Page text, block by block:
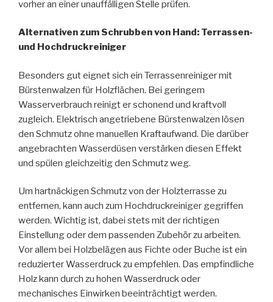
vorher an einer unauffälligen Stelle prüfen.
Alternativen zum Schrubben von Hand: Terrassen-
und Hochdruckreiniger
Besonders gut eignet sich ein Terrassenreiniger mit
Bürstenwalzen für Holzflächen. Bei geringem
Wasserverbrauch reinigt er schonend und kraftvoll
zugleich. Elektrisch angetriebene Bürstenwalzen lösen
den Schmutz ohne manuellen Kraftaufwand. Die darüber
angebrachten Wasserdüsen verstärken diesen Effekt
und spülen gleichzeitig den Schmutz weg.
Um hartnäckigen Schmutz von der Holzterrasse zu
entfernen, kann auch zum Hochdruckreiniger gegriffen
werden. Wichtig ist, dabei stets mit der richtigen
Einstellung oder dem passenden Zubehör zu arbeiten.
Vor allem bei Holzbelägen aus Fichte oder Buche ist ein
reduzierter Wasserdruck zu empfehlen. Das empfindliche
Holz kann durch zu hohen Wasserdruck oder
mechanisches Einwirken beeinträchtigt werden.